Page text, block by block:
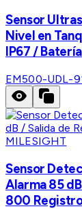
Sensor
Nivel en
IP67 /
EM500-UDL-
MILESIGHT
Sensor
Alarma 85
800